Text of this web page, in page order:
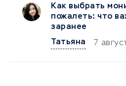
Как выбрать
пожалеть: что
заранее
Татьяна
7